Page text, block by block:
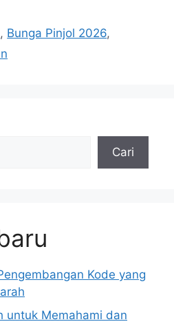
, Bunga Pinjol 2026,
Cari
Kode yang
untuk Memahami dan